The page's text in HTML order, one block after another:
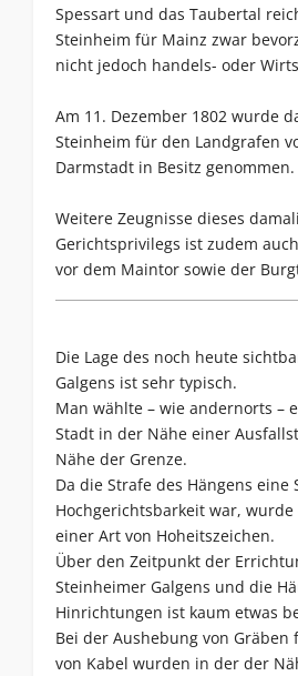
Spessart und das Taubertal
Steinheim für Mainz zwar
nicht jedoch handels- oder
Am 11. Dezember 1802 wurde
Steinheim für den Landgrafen
Darmstadt in Besitz genommen.
Weitere Zeugnisse dieses
Gerichtsprivilegs ist zudem
vor dem Maintor sowie der
Die Lage des noch heute
Galgens ist sehr typisch.
Man wählte – wie andernorts –
Stadt in der Nähe einer
Nähe der Grenze.
Da die Strafe des Hängens eine
Hochgerichtsbarkeit war, wurde
einer Art von Hoheitszeichen.
Über den Zeitpunkt der
Steinheimer Galgens und die
Hinrichtungen ist kaum etwas
Bei der Aushebung von Gräben
von Kabel wurden in der der